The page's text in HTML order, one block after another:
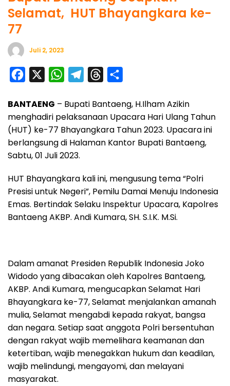
Selamat, HUT Bhayangkara ke-
77
Juli 2, 2023
c
e
b
o
k
W
a
t
s
A
p
l
e
g
m
r
e
a
a
r
e
BANTAENG – Bupati Bantaeng, H.Ilham Azikin
menghadiri pelaksanaan Upacara Hari Ulang Tahun
(HUT) ke-77 Bhayangkara Tahun 2023. Upacara ini
berlangsung di Halaman Kantor Bupati Bantaeng,
Sabtu, 01 Juli 2023.
HUT Bhayangkara kali ini, mengusung tema “Polri
Presisi untuk Negeri”, Pemilu Damai Menuju Indonesia
Emas. Bertindak Selaku Inspektur Upacara, Kapolres
Bantaeng AKBP. Andi Kumara, SH. S.I.K. M.Si.
Dalam amanat Presiden Republik Indonesia Joko
Widodo yang dibacakan oleh Kapolres Bantaeng,
AKBP. Andi Kumara, mengucapkan Selamat Hari
Bhayangkara ke-77, Selamat menjalankan amanah
mulia, Selamat mengabdi kepada rakyat, bangsa
dan negara. Setiap saat anggota Polri bersentuhan
dengan rakyat wajib memelihara keamanan dan
ketertiban, wajib menegakkan hukum dan keadilan,
wajib melindungi, mengayomi, dan melayani
masyarakat.